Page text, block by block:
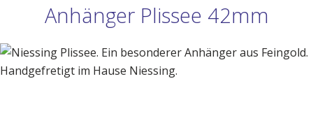
Anhänger Plissee 42mm